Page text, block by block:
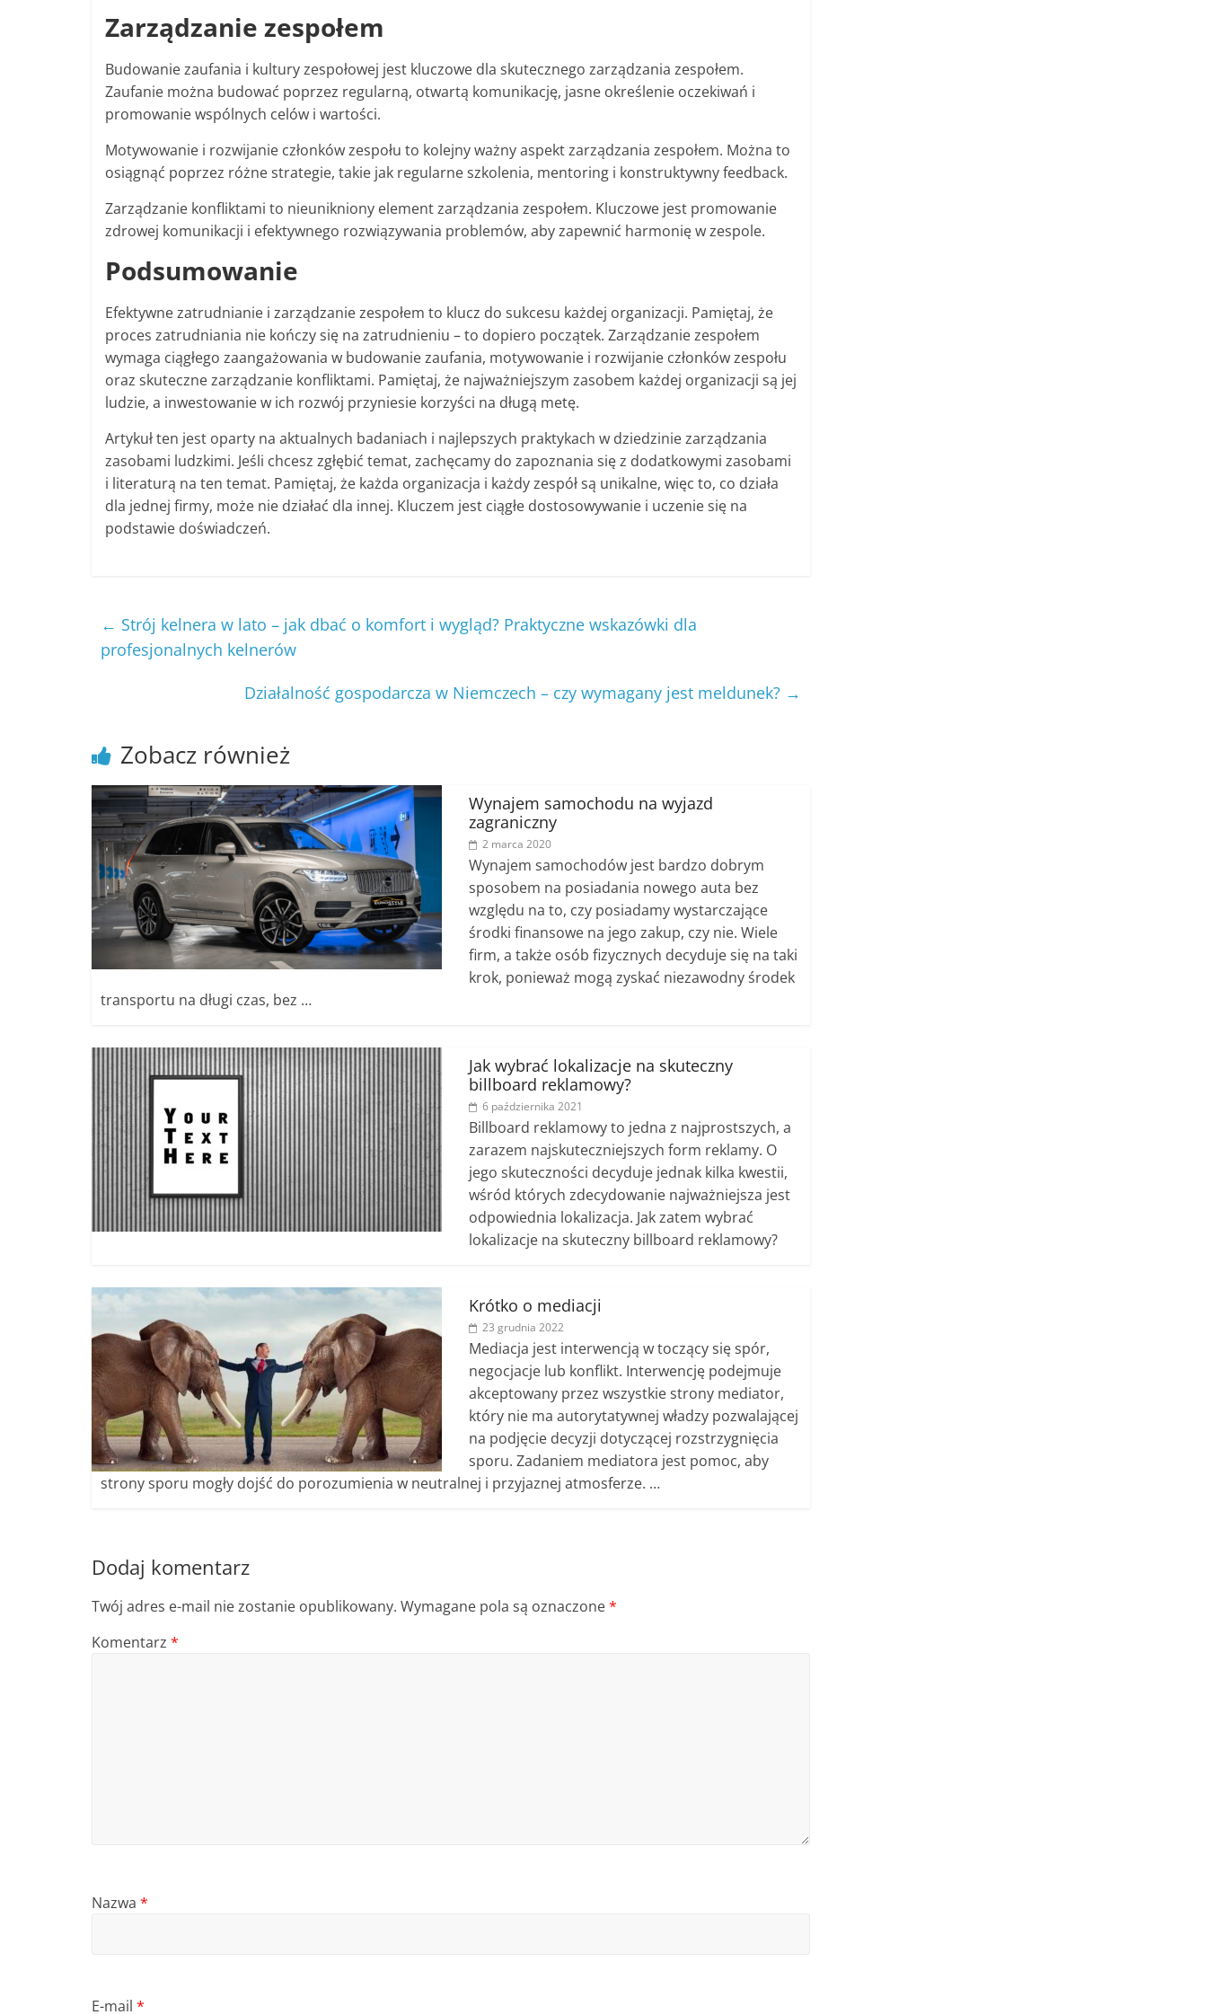
Zarządzanie zespołem
Budowanie zaufania i kultury zespołowej jest kluczowe dla skutecznego zarządzania zespołem.
Zaufanie można budować poprzez regularną, otwartą komunikację, jasne określenie oczekiwań i
promowanie wspólnych celów i wartości.
Motywowanie i rozwijanie członków zespołu to kolejny ważny aspekt zarządzania zespołem. Można to
osiągnąć poprzez różne strategie, takie jak regularne szkolenia, mentoring i konstruktywny feedback.
Zarządzanie konfliktami to nieunikniony element zarządzania zespołem. Kluczowe jest promowanie
zdrowej komunikacji i efektywnego rozwiązywania problemów, aby zapewnić harmonię w zespole.
Podsumowanie
Efektywne zatrudnianie i zarządzanie zespołem to klucz do sukcesu każdej organizacji. Pamiętaj, że
proces zatrudniania nie kończy się na zatrudnieniu – to dopiero początek. Zarządzanie zespołem
wymaga ciągłego zaangażowania w budowanie zaufania, motywowanie i rozwijanie członków zespołu
oraz skuteczne zarządzanie konfliktami. Pamiętaj, że najważniejszym zasobem każdej organizacji są jej
ludzie, a inwestowanie w ich rozwój przyniesie korzyści na długą metę.
Artykuł ten jest oparty na aktualnych badaniach i najlepszych praktykach w dziedzinie zarządzania
zasobami ludzkimi. Jeśli chcesz zgłębić temat, zachęcamy do zapoznania się z dodatkowymi zasobami
i literaturą na ten temat. Pamiętaj, że każda organizacja i każdy zespół są unikalne, więc to, co działa
dla jednej firmy, może nie działać dla innej. Kluczem jest ciągłe dostosowywanie i uczenie się na
podstawie doświadczeń.
← Strój kelnera w lato – jak dbać o komfort i wygląd? Praktyczne wskazówki dla
profesjonalnych kelnerów
Działalność gospodarcza w Niemczech – czy wymagany jest meldunek? →
Zobacz również
Wynajem samochodu na wyjazd
zagraniczny
2 marca 2020
Wynajem samochodów jest bardzo dobrym
sposobem na posiadania nowego auta bez
względu na to, czy posiadamy wystarczające
środki finansowe na jego zakup, czy nie. Wiele
firm, a także osób fizycznych decyduje się na taki
krok, ponieważ mogą zyskać niezawodny środek
transportu na długi czas, bez …
Jak wybrać lokalizacje na skuteczny
billboard reklamowy?
6 października 2021
Billboard reklamowy to jedna z najprostszych, a
zarazem najskuteczniejszych form reklamy. O
jego skuteczności decyduje jednak kilka kwestii,
wśród których zdecydowanie najważniejsza jest
odpowiednia lokalizacja. Jak zatem wybrać
lokalizacje na skuteczny billboard reklamowy?
Krótko o mediacji
23 grudnia 2022
Mediacja jest interwencją w toczący się spór,
negocjacje lub konflikt. Interwencję podejmuje
akceptowany przez wszystkie strony mediator,
który nie ma autorytatywnej władzy pozwalającej
na podjęcie decyzji dotyczącej rozstrzygnięcia
sporu. Zadaniem mediatora jest pomoc, aby
strony sporu mogły dojść do porozumienia w neutralnej i przyjaznej atmosferze. …
Dodaj komentarz
Twój adres e-mail nie zostanie opublikowany. Wymagane pola są oznaczone*
Komentarz *
Nazwa *
E-mail *